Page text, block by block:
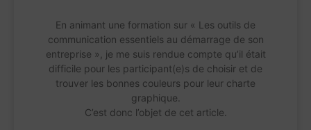
En animant une formation sur « Les outils de
communication essentiels au démarrage de son
entreprise », je me suis rendue compte qu’il était
difficile pour les participant(e)s de choisir et de
trouver les bonnes couleurs pour leur charte
graphique.
C’est donc l’objet de cet article.